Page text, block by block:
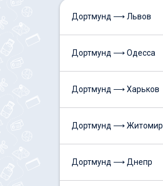
Дортмунд ⟶ Львов
Дортмунд ⟶ Одесса
Дортмунд ⟶ Харьков
Дортмунд ⟶ Житомир
Дортмунд ⟶ Днепр